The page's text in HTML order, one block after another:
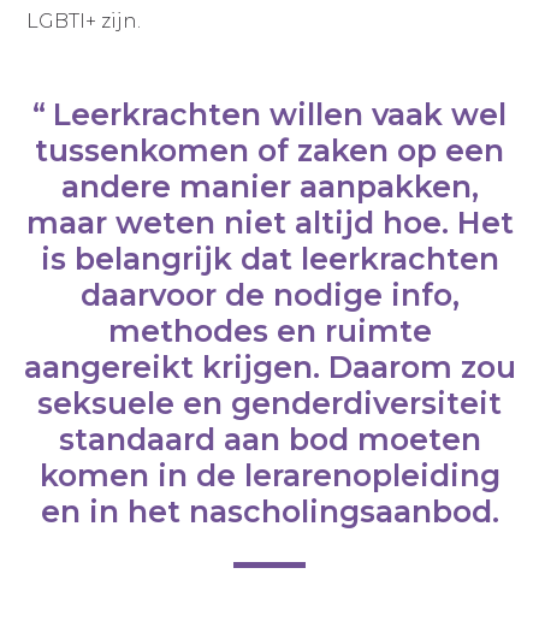
LGBTI+ zijn.
Leerkrachten willen vaak wel
tussenkomen of zaken op een
andere manier aanpakken,
maar weten niet altijd hoe. Het
is belangrijk dat leerkrachten
daarvoor de nodige info,
methodes en ruimte
aangereikt krijgen. Daarom zou
seksuele en genderdiversiteit
standaard aan bod moeten
komen in de lerarenopleiding
en in het nascholingsaanbod.